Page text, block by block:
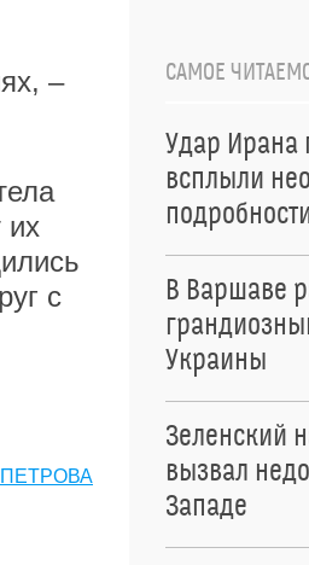
–
их
с
ПЕТРОВА
САМОЕ
Удар Ирана
всплыли
В Варшаве
Украины
Зеленский
вызвал
Западе